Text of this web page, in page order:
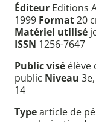
Éditeur Editions
1999 Format20
Matériel utilisé
ISSN 1256-7647
Public visé élève
public Niveau
14
Typearticle de